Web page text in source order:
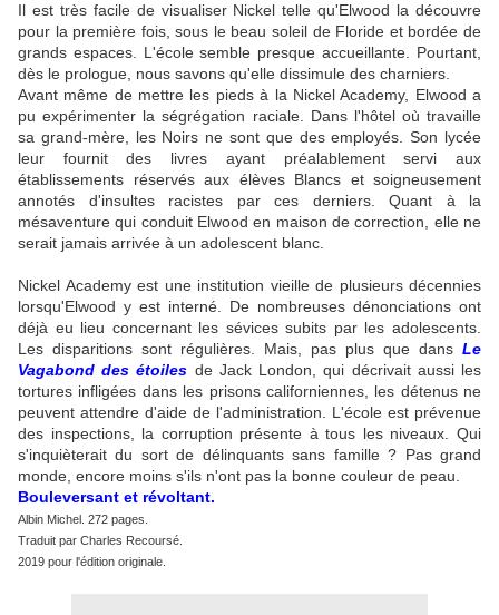
Il est très facile de visualiser Nickel telle qu'Elwood la découvre
pour la première fois, sous le beau soleil de Floride et bordée de
grands espaces. L'école semble presque accueillante. Pourtant,
dès le prologue, nous savons qu'elle dissimule des charniers.
Avant même de mettre les pieds à la Nickel Academy, Elwood a
pu expérimenter la ségrégation raciale. Dans l'hôtel où travaille
sa grand-mère, les Noirs ne sont que des employés. Son lycée
leur fournit des livres ayant préalablement servi aux
établissements réservés aux élèves Blancs et soigneusement
annotés d'insultes racistes par ces derniers. Quant à la
mésaventure qui conduit Elwood en maison de correction, elle ne
serait jamais arrivée à un adolescent blanc.
Nickel Academy est une institution vieille de plusieurs décennies
lorsqu'Elwood y est interné. De nombreuses dénonciations ont
déjà eu lieu concernant les sévices subits par les adolescents.
Les disparitions sont régulières. Mais, pas plus que dans Le
Vagabond des étoiles de Jack London, qui décrivait aussi les
tortures infligées dans les prisons californiennes, les détenus ne
peuvent attendre d'aide de l'administration. L'école est prévenue
des inspections, la corruption présente à tous les niveaux. Qui
s'inquièterait du sort de délinquants sans famille ? Pas grand
monde, encore moins s'ils n'ont pas la bonne couleur de peau.
Bouleversant et révoltant.
Albin Michel. 272 pages.
Traduit par Charles Recoursé.
2019 pour l'édition originale.